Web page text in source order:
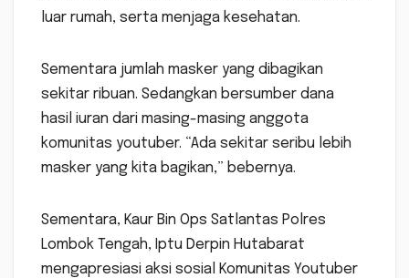
luar rumah, serta menjaga kesehatan.
Sementara jumlah masker yang dibagikan
sekitar ribuan. Sedangkan bersumber dana
hasil iuran dari masing-masing anggota
komunitas youtuber. “Ada sekitar seribu lebih
masker yang kita bagikan,” bebernya.
Sementara, Kaur Bin Ops Satlantas Polres
Lombok Tengah, Iptu Derpin Hutabarat
mengapresiasi aksi sosial Komunitas Youtuber